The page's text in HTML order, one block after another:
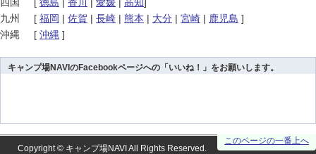
九州
[ 福岡 | 佐賀 | 長崎 | 熊本 | 大分 | 宮崎 | 鹿児島 ]
沖縄
[ 沖縄 ]
キャンプ場NAVIのFacebookページへの「いいね！」をお願いします。
このページの一番上へ
Copyright © キャンプ場NAVI All Rights Reserved.